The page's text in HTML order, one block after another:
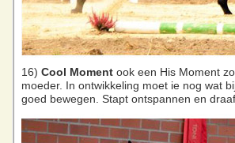
16) Cool Moment ook een His Moment
moeder. In ontwikkeling moet ie nog wat
goed bewegen. Stapt ontspannen en